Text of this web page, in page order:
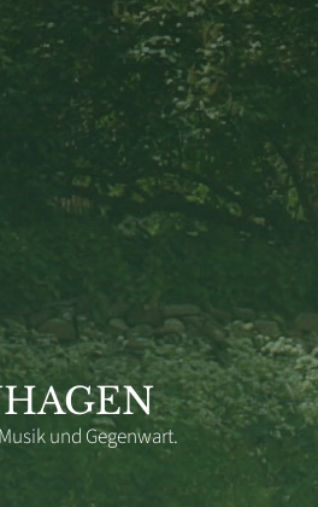
und Gegenwart.